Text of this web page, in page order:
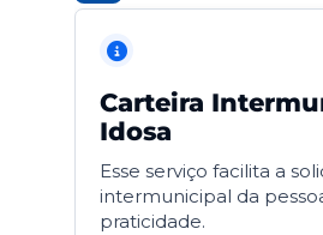
Carteira
Idosa
Esse serviço facilita a
intermunicipal da
praticidade.